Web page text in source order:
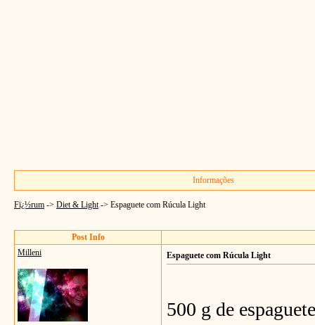
Informações
Fï¿½rum -> Diet & Light-> Espaguete com Rúcula Light
Post Info
Milleni
Espaguete com Rúcula Light
500 g de